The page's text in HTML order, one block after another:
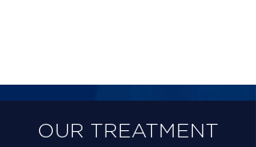
OUR TREATMENT